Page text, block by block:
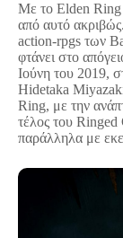
Με το Elden Ring
από αυτό
action-rpgs των
φτάνει στο
Ιούνη του 2019,
Hidetaka
Ring, με την
τέλος του
παράλληλα με